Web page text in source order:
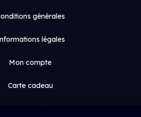
générales
légales
Mon compte
Carte cadeau
Espace médias